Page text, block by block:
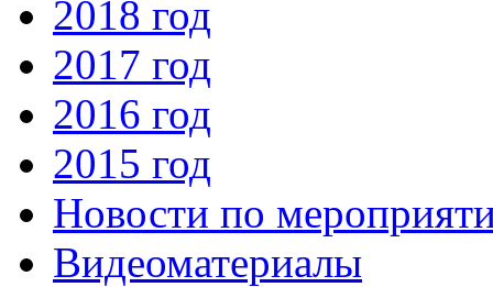
2018 год
2017 год
2016 год
2015 год
Новости по
Видеоматериалы